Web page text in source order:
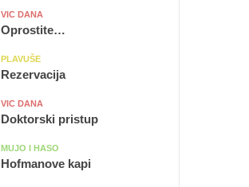
VIC DANA
Oprostite…
PLAVUŠE
Rezervacija
VIC DANA
Doktorski pristup
MUJO I HASO
Hofmanove kapi